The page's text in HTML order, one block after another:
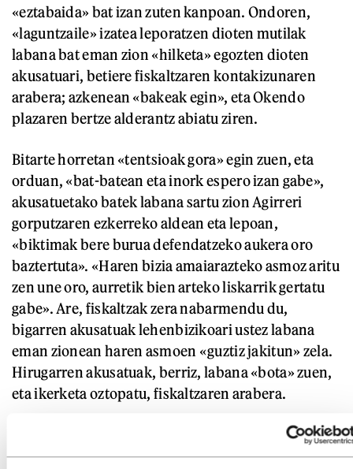
«eztabaida» bat izan zuten kanpoan. Ondoren,
«laguntzaile» izatea leporatzen dioten mutilak
labana bat eman zion «hilketa» egozten dioten
akusatuari, betiere fiskaltzaren kontakizunaren
arabera; azkenean «bakeak egin», eta Okendo
plazaren bertze alderantz abiatu ziren.
Bitarte horretan «tentsioak gora» egin zuen, eta
orduan, «bat-batean eta inork espero izan gabe»,
akusatuetako batek labana sartu zion Agirreri
gorputzaren ezkerreko aldean eta lepoan,
«biktimak bere burua defendatzeko aukera oro
baztertuta». «Haren bizia amaiarazteko asmoz aritu
zen une oro, aurretik bien arteko liskarrik gertatu
gabe». Are, fiskaltzak zera nabarmendu du,
bigarren akusatuak lehenbizikoari ustez labana
eman zionean haren asmoen «guztiz jakitun» zela.
Hirugarren akusatuak, berriz, labana «bota» zuen,
eta ikerketa oztopatu, fiskaltzaren arabera.
Iruinek Okendo plazako irudiak erakutsi ditu
gaurko saioan, bai eta gertakarien hitzezko argazki